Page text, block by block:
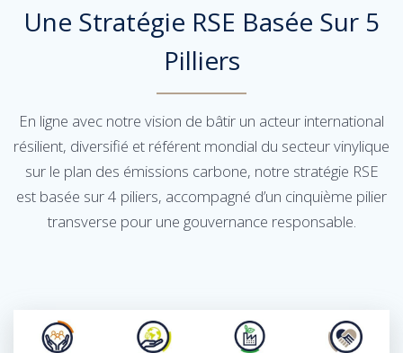
Une Stratégie RSE Basée Sur 5
Pilliers
En ligne avec notre vision de bâtir un acteur international
résilient, diversifié et référent mondial du secteur vinylique
sur le plan des émissions carbone, notre stratégie RSE
est basée sur 4 piliers, accompagné d’un cinquième pilier
transverse pour une gouvernance responsable.